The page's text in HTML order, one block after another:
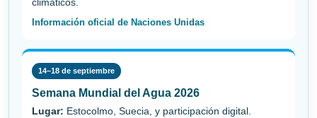
climáticos.
Información oficial de Naciones Unidas
14–18 de septiembre
Semana Mundial del Agua 2026
Lugar: Estocolmo, Suecia, y participación digital.